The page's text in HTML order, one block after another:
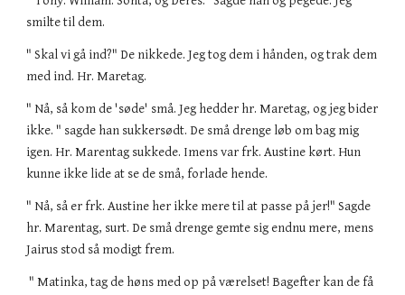
smilte til dem.
" Skal vi gå ind?" De nikkede. Jeg tog dem i hånden, og trak dem
med ind. Hr. Maretag.
" Nå, så kom de 'søde' små. Jeg hedder hr. Maretag, og jeg bider
ikke. " sagde han sukkersødt. De små drenge løb om bag mig
igen. Hr. Marentag sukkede. Imens var frk. Austine kørt. Hun
kunne ikke lide at se de små, forlade hende.
" Nå, så er frk. Austine her ikke mere til at passe på jer!" Sagde
hr. Marentag, surt. De små drenge gemte sig endnu mere, mens
Jairus stod så modigt frem.
" Matinka, tag de høns med op på værelset! Bagefter kan de få